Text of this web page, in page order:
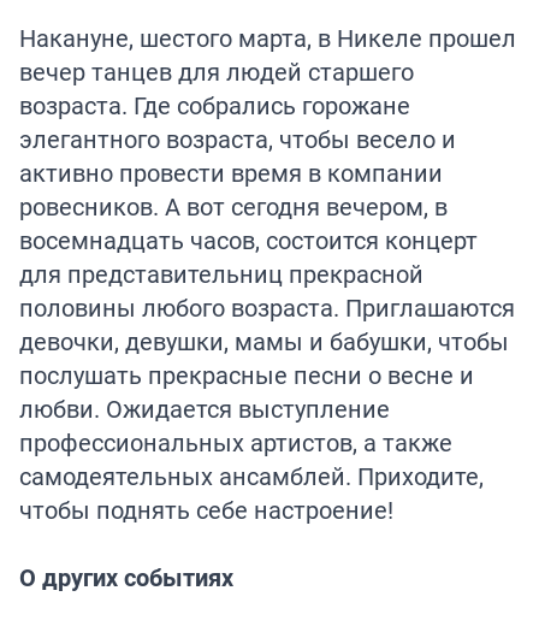
Накануне, шестого марта, в Никеле прошел
вечер танцев для людей старшего
возраста. Где собрались горожане
элегантного возраста, чтобы весело и
активно провести время в компании
ровесников. А вот сегодня вечером, в
восемнадцать часов, состоится концерт
для представительниц прекрасной
половины любого возраста. Приглашаются
девочки, девушки, мамы и бабушки, чтобы
послушать прекрасные песни о весне и
любви. Ожидается выступление
профессиональных артистов, а также
самодеятельных ансамблей. Приходите,
чтобы поднять себе настроение!
О других событиях